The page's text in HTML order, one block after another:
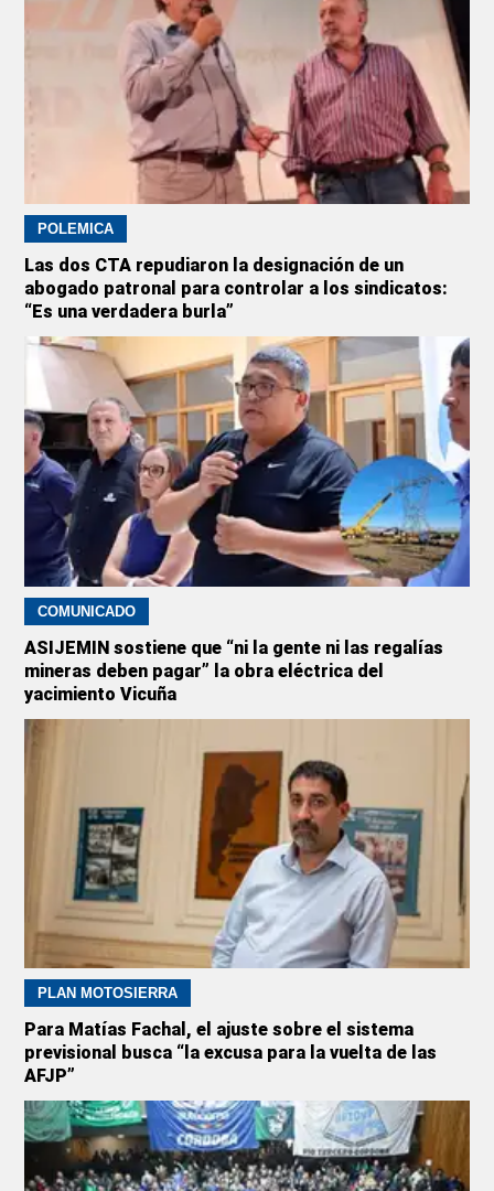
POLÉMICA
Las dos CTA repudiaron la designación de un
abogado patronal para controlar a los sindicatos:
“Es una verdadera burla”
COMUNICADO
ASIJEMIN sostiene que “ni la gente ni las regalías
mineras deben pagar” la obra eléctrica del
yacimiento Vicuña
PLAN MOTOSIERRA
Para Matías Fachal, el ajuste sobre el sistema
previsional busca “la excusa para la vuelta de las
AFJP”